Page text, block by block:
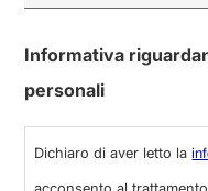
Informativa
personali
Dichiaro di aver letto la